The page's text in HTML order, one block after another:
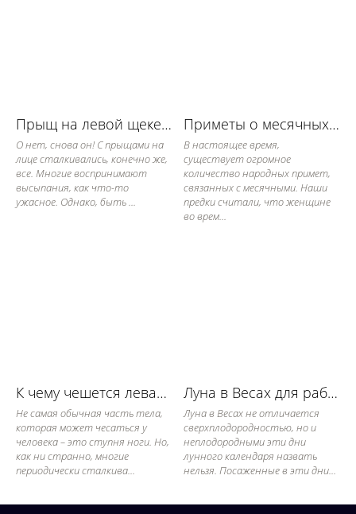
Прыщ на левой щеке: примета
О нет, снова он! С прыщами на
лице сталкивались, конечно же,
все. Многие воспринимают
высыпания, как что-то
ужасное. Однако, быть ...
Приметы о месячных по дням и числам
В настоящее время,
существует огромное
количество народных примет,
связанных с месячными. Наши
предки считали, что женщине
во врем...
К чему чешется левая ступня: приметы
Не самая обычная часть тела,
которая может чесаться у
человека – это ступня ноги. Но,
как ни странно, многие
периодически сталкива...
Луна в Весах для работы в огороде
Луна в Весах не отличается
сверхплодородностью, но и
неплодородными эти дни
лунного календаря назвать
нельзя. Посаженные в эти дни...